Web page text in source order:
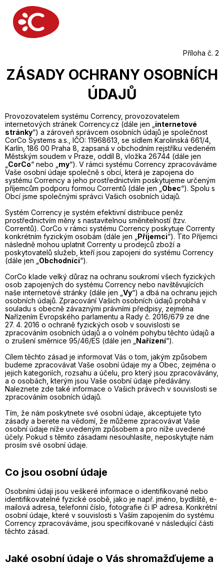
Příloha č. 2
ZÁSADY OCHRANY OSOBNÍCH
ÚDAJŮ
Provozovatelem systému Corrency, provozovatelem
internetových stránek Corrency.cz (dále jen „ internetové
stránky“) a zároveň správcem osobních údajů je společnost
CorCo Systems a.s., IČO: 11968613, se sídlem Karolinská 661/4,
Karlín, 186 00 Praha 8, zapsaná v obchodním rejstříku vedeném
Městským soudem v Praze, oddíl B, vložka 26744 (dále jen
CorCo“ nebo „ my“). V rámci systému Corrency zpracováváme
Vaše osobní údaje společně s obcí, která je zapojena do
systému Corrency a jeho prostřednictvím poskytujeme určeným
příjemcům podporu formou Correntů (dále jen „ Obec“). Spolu s
Obcí jsme společnými správci Vašich osobních údajů.
Systém Corrency je systém efektivní distribuce peněz
prostřednictvím měny s nastavitelnou směnitelností (tzv.
Correntů). CorCo v rámci systému Corrency poskytuje Correnty
konkrétním fyzickým osobám (dále jen „ Příjemci“). Tito Příjemci
následně mohou uplatnit Correnty u prodejců zboží a
poskytovatelů služeb, kteří jsou zapojeni do systému Corrency
(dále jen „ Obchodníci“).
CorCo klade velký důraz na ochranu soukromí všech fyzických
osob zapojených do systému Corrency nebo navštěvujících
naše internetové stránky (dále jen „ Vy“) a dbá na ochranu jejich
osobních údajů. Zpracování Vašich osobních údajů probíhá v
souladu s obecně závaznými právními předpisy, zejména
Nařízením Evropského parlamentu a Rady č. 2016/679 ze dne
27. 4. 2016 o ochraně fyzických osob v souvislosti se
zpracováním osobních údajů a o volném pohybu těchto údajů a
o zrušení směrnice 95/46/ES (dále jen „ Nařízení“).
Cílem těchto zásad je informovat Vás o tom, jakým způsobem
budeme zpracovávat Vaše osobní údaje my a Obec, zejména o
jejich kategoriích, rozsahu a účelu, pro který jsou zpracovávány,
a o osobách, kterým jsou Vaše osobní údaje předávány.
Naleznete zde také informace o Vašich právech v souvislosti se
zpracováním osobních údajů.
Tím, že nám poskytnete své osobní údaje, akceptujete tyto
zásady a berete na vědomí, že můžeme zpracovávat Vaše
osobní údaje níže uvedeným způsobem a pro níže uvedené
účely. Pokud s těmito zásadami nesouhlasíte, neposkytujte nám
prosím své osobní údaje.
Co jsou osobní údaje
Osobními údaji jsou veškeré informace o identifikované nebo
identifikovatelné fyzické osobě, jako je např. jméno, bydliště, e-
mailová adresa, telefonní číslo, fotografie či IP adresa. Konkrétní
osobní údaje, které v souvislosti s Vaším zapojením do systému
Corrency zpracováváme, jsou specifikované v následující části
těchto zásad.
Jaké osobní údaje o Vás shromažďujeme a